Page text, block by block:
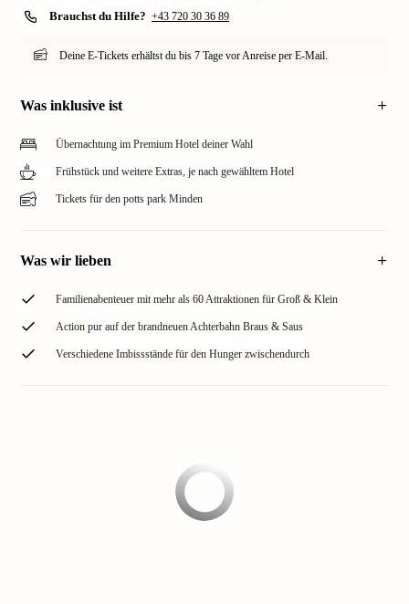
Brauchst du Hilfe? +43 720 30 36 89
Deine E-Tickets erhältst du bis 7 Tage vor Anreise per E-Mail.
Was inklusive ist
Übernachtung im Premium Hotel deiner Wahl
Frühstück und weitere Extras, je nach gewähltem Hotel
Tickets für den potts park Minden
Was wir lieben
Familienabenteuer mit mehr als 60 Attraktionen für Groß & Klein
Action pur auf der brandneuen Achterbahn Braus & Saus
Verschiedene Imbissstände für den Hunger zwischendurch